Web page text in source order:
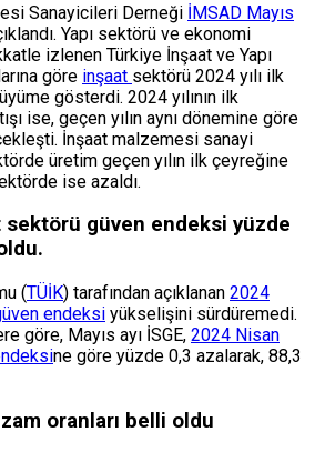
Sanayicileri Derneği İMSAD Mayıs
Yapı sektörü ve ekonomi
izlenen Türkiye İnşaat ve Yapı
göre inşaat sektörü 2024 yılı ilk
gösterdi. 2024 yılının ilk
ise, geçen yılın aynı dönemine göre
İnşaat malzemesi sanayi
üretim geçen yılın ilk çeyreğine
ise azaldı.
sektörü güven endeksi yüzde
(TÜİK) tarafından açıklanan 2024
endeksi yükselişini sürdüremedi.
göre, Mayıs ayı İSGE, 2024 Nisan
ne göre yüzde 0,3 azalarak, 88,3
oranları belli oldu